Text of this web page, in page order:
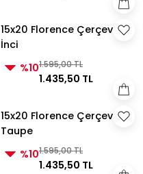
15x20 Florence Çerçeve
İnci
%101.595,00 TL
1.435,50 TL
15x20 Florence Çerçeve
Taupe
%101.595,00 TL
1.435,50 TL